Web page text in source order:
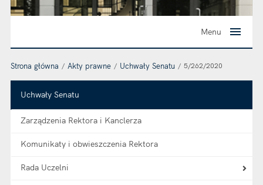
Menu
Strona główna Akty prawne Uchwały Senatu 5/262/2020
Uchwały Senatu
Zarządzenia Rektora i Kanclerza
Komunikaty i obwieszczenia Rektora
Rada Uczelni